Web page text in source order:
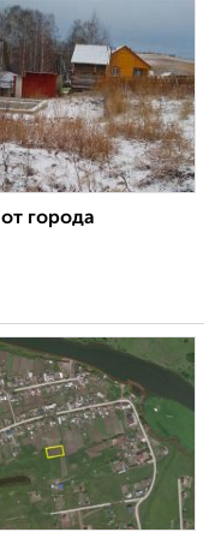
города